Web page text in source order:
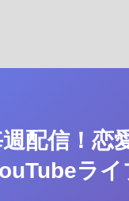
配信！恋
ライ